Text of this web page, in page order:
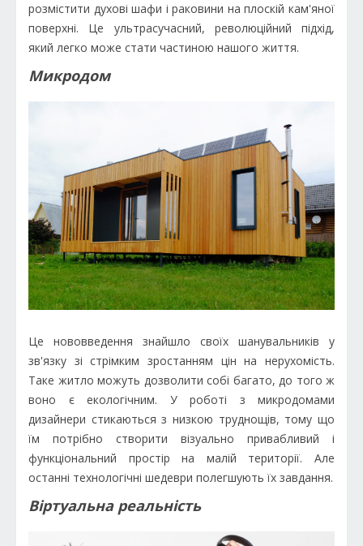
розмістити духові шафи і раковини на плоскій кам'яної
поверхні. Це ультрасучасний, революційний підхід,
який легко може стати частиною нашого життя.
Микродом
Це нововведення знайшло своїх шанувальників у
зв'язку зі стрімким зростанням цін на нерухомість.
Таке житло можуть дозволити собі багато, до того ж
воно є екологічним. У роботі з микродомами
дизайнери стикаються з низкою труднощів, тому що
їм потрібно створити візуально привабливий і
функціональний простір на малій території. Але
останні технологічні шедеври полегшують їх завдання.
Віртуальна реальність